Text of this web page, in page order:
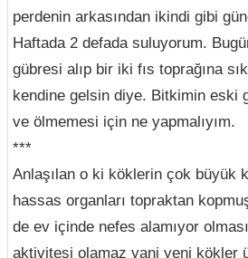
perdenin arkasından ikindi gibi
Haftada 2 defada suluyorum.
gübresi alıp bir iki fıs toprağına
kendine gelsin diye. Bitkimin eski
ve ölmemesi için ne yapmalıyım.
***
Anlaşılan o ki köklerin çok büyük
hassas organları topraktan
de ev içinde nefes alamıyor
aktivitesi olamaz yani yeni kökler